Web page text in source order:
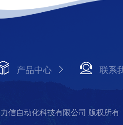
产品中心 联系
信自动化科技有限公司 版权所有